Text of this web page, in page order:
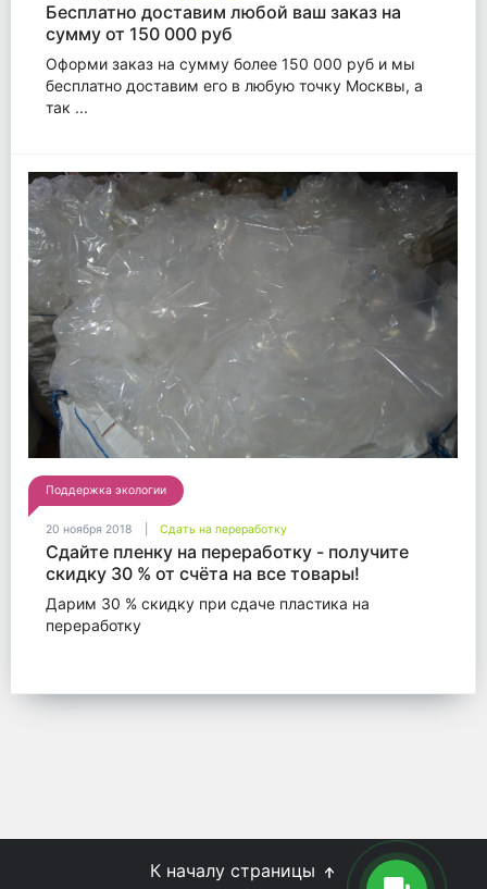
Бесплатно доставим любой ваш заказ на
сумму от 150 000 руб
Оформи заказ на сумму более 150 000 руб и мы
бесплатно доставим его в любую точку Москвы, а
так ...
Поддержка экологии
20 ноября 2018 Сдать на переработку
Сдайте пленку на переработку - получите
скидку 30 % от счёта на все товары!
Дарим 30 % скидку при сдаче пластика на
переработку
К началу страницы